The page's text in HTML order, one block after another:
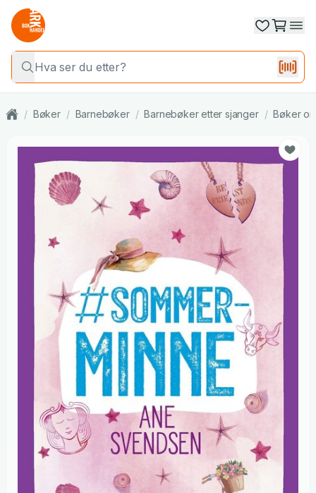
/ Bøker / Barnebøker / Barnebøker etter sjanger / Bøker